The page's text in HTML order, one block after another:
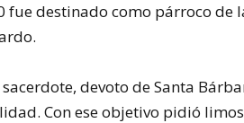
fue destinado como párroco de
sacerdote, devoto de Santa
Con ese objetivo pidió